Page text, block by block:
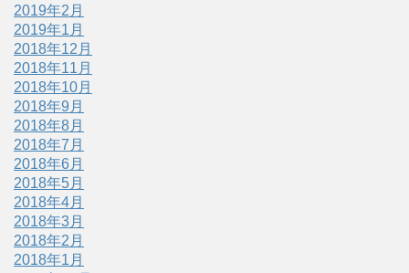
2019年2月
2019年1月
2018年12月
2018年11月
2018年10月
2018年9月
2018年8月
2018年7月
2018年6月
2018年5月
2018年4月
2018年3月
2018年2月
2018年1月